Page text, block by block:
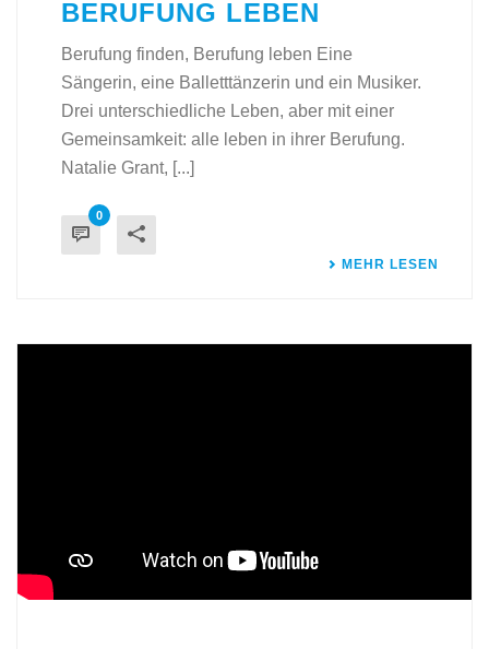
BERUFUNG LEBEN
Berufung finden, Berufung leben Eine
Sängerin, eine Balletttänzerin und ein Musiker.
Drei unterschiedliche Leben, aber mit einer
Gemeinsamkeit: alle leben in ihrer Berufung.
Natalie Grant, [...]
0
MEHR LESEN